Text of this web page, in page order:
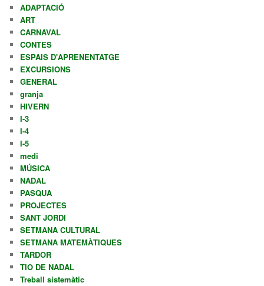
ADAPTACIÓ
ART
CARNAVAL
CONTES
ESPAIS D'APRENENTATGE
EXCURSIONS
GENERAL
granja
HIVERN
I-3
I-4
I-5
medi
MÚSICA
NADAL
PASQUA
PROJECTES
SANT JORDI
SETMANA CULTURAL
SETMANA MATEMÀTIQUES
TARDOR
TIO DE NADAL
Treball sistemàtic